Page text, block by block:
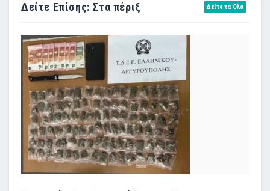
Δείτε Επίσης: Στα πέριξ Δείτε τα Όλα